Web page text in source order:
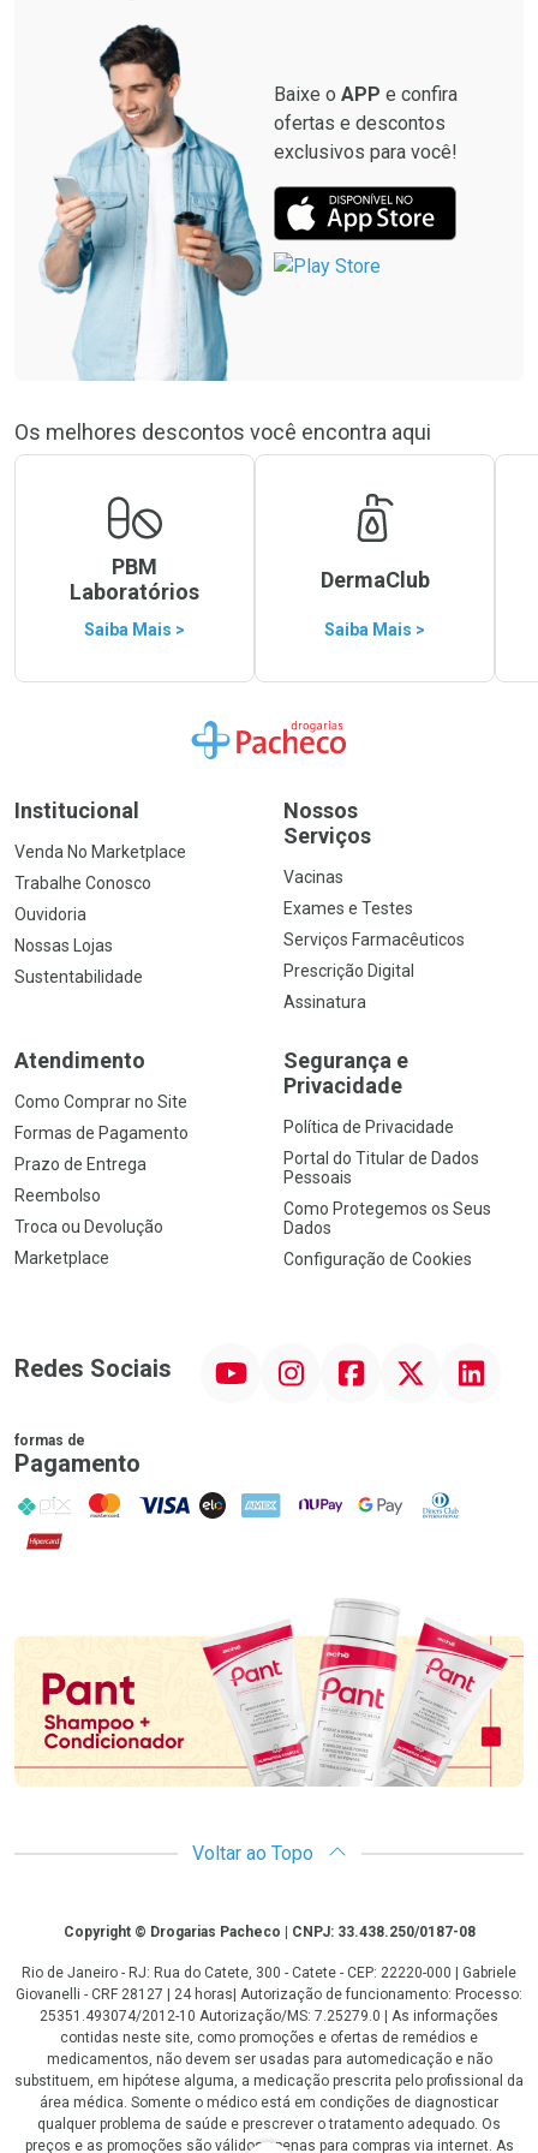
Baixe o APP e confira
ofertas e descontos
exclusivos para você!
Os melhores descontos você encontra aqui
PBM
Laboratórios
Saiba Mais >
DermaClub
Saiba Mais >
Ir para a Home
Institucional
Venda No Marketplace
Trabalhe Conosco
Ouvidoria
Nossas Lojas
Sustentabilidade
Nossos
Serviços
Vacinas
Exames e Testes
Serviços Farmacêuticos
Prescrição Digital
Assinatura
Atendimento
Como Comprar no Site
Formas de Pagamento
Prazo de Entrega
Reembolso
Troca ou Devolução
Marketplace
Segurança e
Privacidade
Política de Privacidade
Portal do Titular de Dados
Pessoais
Como Protegemos os Seus
Dados
Configuração de Cookies
Redes Sociais InstagramFacebook Linkedin
formas de
Pagamento
PIX MasterCard
VISA ELO AMEX NuPay Google PayDiners Club
Hipercard
Voltar ao Topo
CopyrightCopyright © Drogarias Pacheco | CNPJ: 33.438.250/0187-08
Rio de Janeiro - RJ: Rua do Catete, 300 - Catete - CEP: 22220-000 | Gabriele
Giovanelli - CRF 28127 | 24 horas| Autorização de funcionamento: Processo:
25351.493074/2012-10 Autorização/MS: 7.25279.0 | As informações
contidas neste site, como promoções e ofertas de remédios e
medicamentos, não devem ser usadas para automedicação e não
substituem, em hipótese alguma, a medicação prescrita pelo profissional da
área médica. Somente o médico está em condições de diagnosticar
qualquer problema de saúde e prescrever o tratamento adequado. Os
preços e as promoções são válidos apenas para compras via internet. As